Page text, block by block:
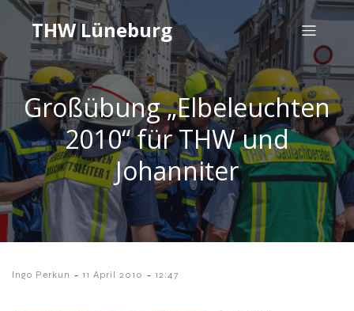
THW Lüneburg
Großübung „Elbeleuchten
2010“ für THW und
Johanniter
Ingo Perkun - 11 April 2010 - 12:47